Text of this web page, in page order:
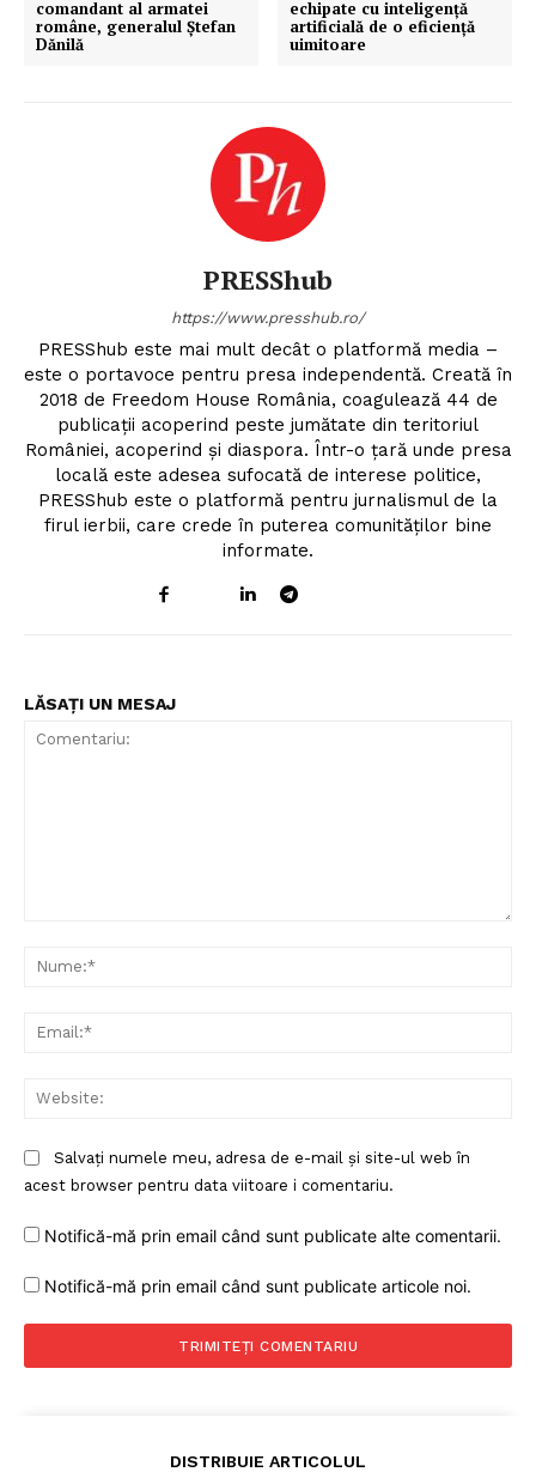
comandant al armatei
române, generalul Ștefan
Dănilă
echipate cu inteligență
artificială de o eficiență
uimitoare
PRESShub
https://www.presshub.ro/
PRESShub este mai mult decât o platformă media –
este o portavoce pentru presa independentă. Creată în
2018 de Freedom House România, coagulează 44 de
publicații acoperind peste jumătate din teritoriul
României, acoperind și diaspora. Într-o țară unde presa
locală este adesea sufocată de interese politice,
PRESShub este o platformă pentru jurnalismul de la
firul ierbii, care crede în puterea comunităților bine
informate.
LĂSAȚI UN MESAJ
Salvați numele meu, adresa de e-mail și site-ul web în
acest browser pentru data viitoare i comentariu.
Notifică-mă prin email când sunt publicate alte comentarii.
Notifică-mă prin email când sunt publicate articole noi.
DISTRIBUIE ARTICOLUL